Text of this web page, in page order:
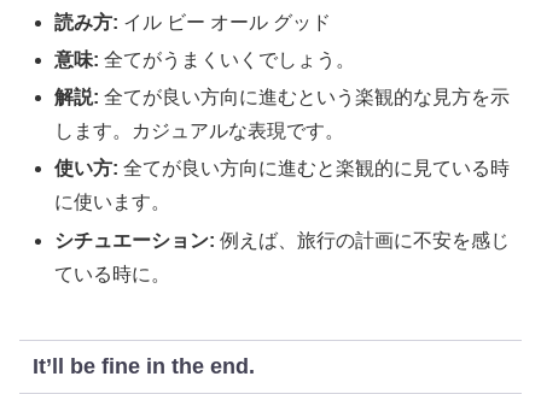
読み方: イル ビー オール グッド
意味: 全てがうまくいくでしょう。
解説: 全てが良い方向に進むという楽観的な見方を示
します。カジュアルな表現です。
使い方: 全てが良い方向に進むと楽観的に見ている時
に使います。
シチュエーション: 例えば、旅行の計画に不安を感じ
ている時に。
It’ll be fine in the end.